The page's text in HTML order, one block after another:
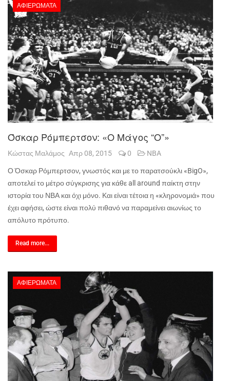
ΑΦΙΕΡΏΜΑΤΑ
Όσκαρ Ρόμπερτσον: «Ο Μάγος “Ο”»
Κώστας Μαλάμος Απρ 08, 2015 0 NBA
Ο Όσκαρ Ρόμπερτσον, γνωστός και με το παρατσούκλι «BigO»,
αποτελεί το μέτρο σύγκρισης για κάθεall around παίκτη στην
ιστορία του ΝΒΑ και όχι μόνο. Και είναι τέτοια η «κληρονομιά» που
έχει αφήσει, ώστε είναι πολύ πιθανό να παραμείνει αιωνίως το
απόλυτο πρότυπο.
Read more...
ΑΦΙΕΡΏΜΑΤΑ